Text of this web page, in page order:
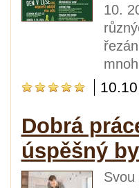
10.
Dobrá
úspěšný